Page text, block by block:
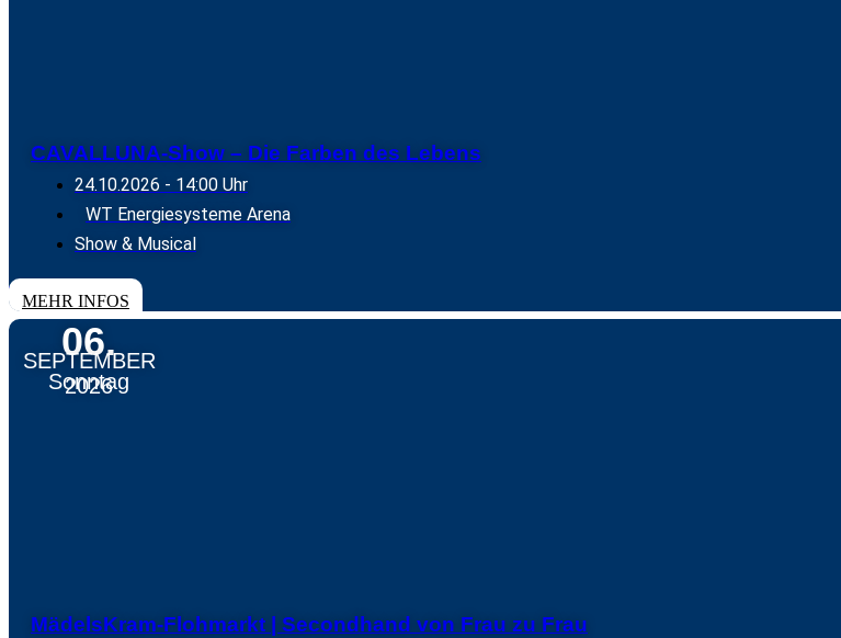
CAVALLUNA-Show – Die Farben des Lebens
24.10.2026 - 14:00 Uhr
WT Energiesysteme Arena
Show & Musical
TICKETS
MEHR INFOS
06.
SEPTEMBER
2026
Sonntag
MädelsKram-Flohmarkt | Secondhand von Frau zu Frau